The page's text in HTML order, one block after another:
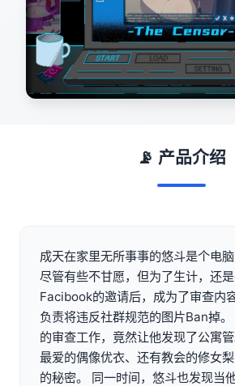
📡 产品介绍
成天在家里无所事事的悠斗是个电脑
尽管有些不甘愿，但为了生计，还
Facibook的邀请后，成为了审查内
负责将违反社群规范的图片Ban掉
的审查工作，竟然让他发现了公寓管
最爱的偶像优衣、还有教会的修女
的秘密。 同一时间，悠斗也发现当